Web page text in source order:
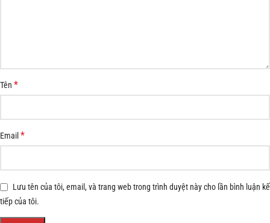
Tên *
Email *
Lưu tên của tôi, email, và trang web trong trình duyệt này cho lần bình luận kế
tiếp của tôi.